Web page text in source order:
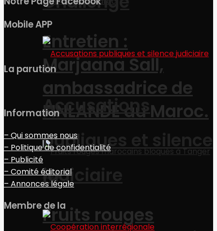
Entretien :
Marjaana Sall,
ambassadrice de
FINLANDE au Maroc.
Fruits rouges
Accusations
publiques et silence
judiciaire
Mobile APP
La parution
Information
– Qui sommes nous
– Politique de confidentialité
– Publicité
– Comité éditorial
– Annonces légale
Membre de la